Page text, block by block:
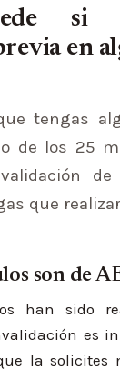
si
en
tengas
de los 25
de
que
son de
han sido
es
la solicites